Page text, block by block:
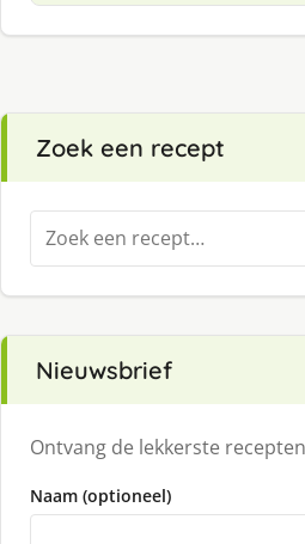
Zoek een recept
Zoeken
naar:
Nieuwsbrief
Ontvang de lekkerste
Naam (optioneel)